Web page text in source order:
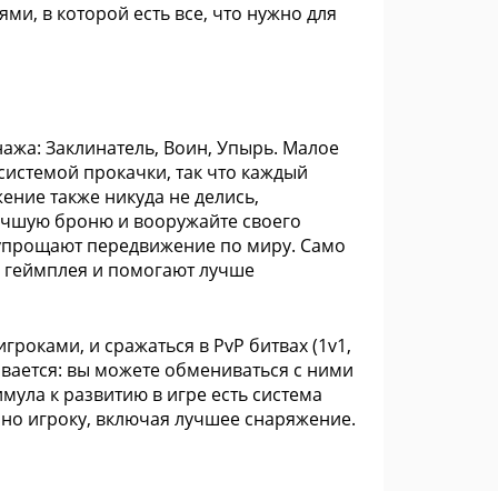
в которой есть все, что нужно для
Заклинатель, Воин, Упырь. Малое
прокачки, так что каждый
также никуда не делись,
броню и вооружайте своего
передвижение по миру. Само
геймплея и помогают лучше
и сражаться в PvP битвах (1v1,
вы можете обмениваться с ними
к развитию в игре есть система
игроку, включая лучшее снаряжение.